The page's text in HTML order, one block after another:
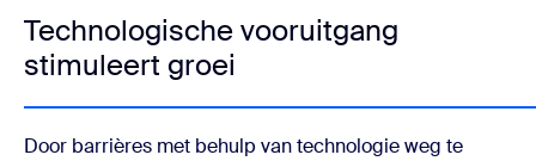
Technologische vooruitgang
stimuleert groei
Door barrières met behulp van technologie weg te